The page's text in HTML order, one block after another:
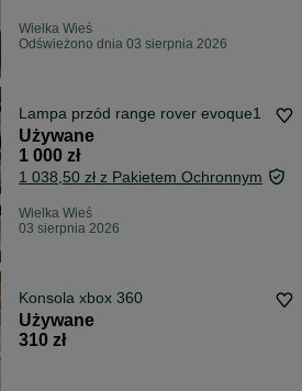
Wielka Wieś
Odświeżono dnia 03 sierpnia 2026
Lampa przód range rover evoque1
Używane
1 000 zł
1 038,50 zł z Pakietem Ochronnym
Wielka Wieś
03 sierpnia 2026
Konsola xbox 360
Używane
310 zł